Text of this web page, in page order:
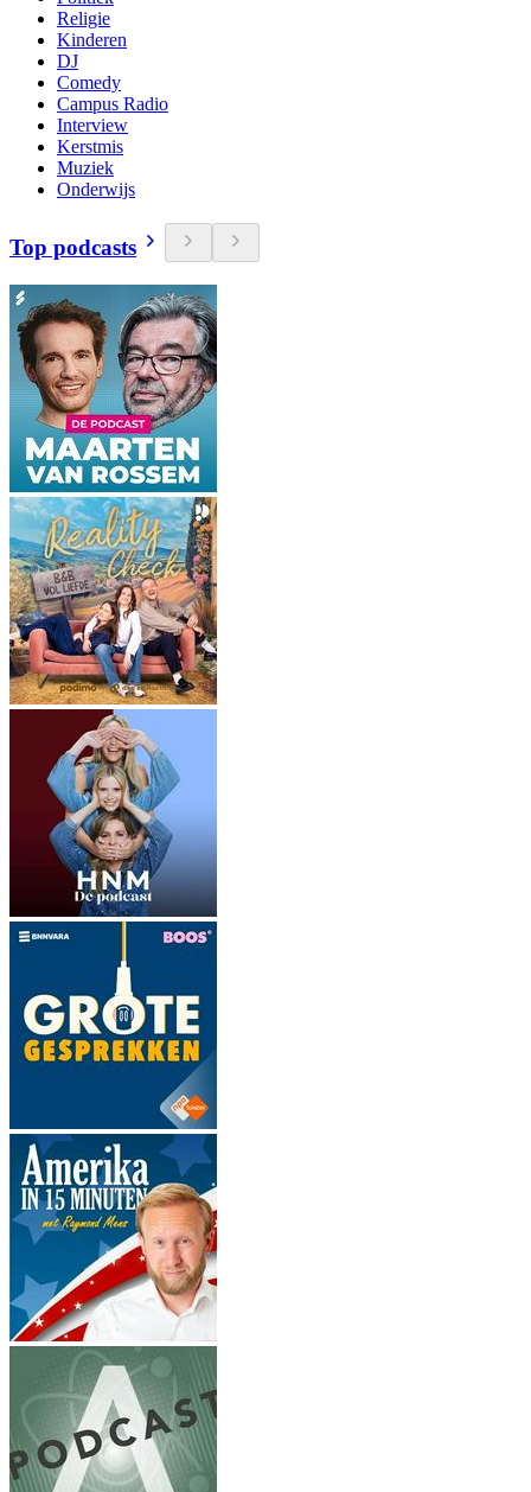
Religie
Kinderen
DJ
Comedy
Campus Radio
Interview
Kerstmis
Muziek
Onderwijs
Top podcasts